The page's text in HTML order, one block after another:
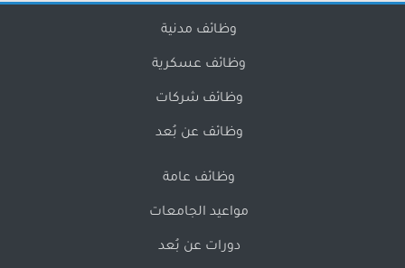
وظائف مدنية
وظائف عسكرية
وظائف شركات
وظائف عن بُعد
وظائف عامة
مواعيد الجامعات
دورات عن بُعد